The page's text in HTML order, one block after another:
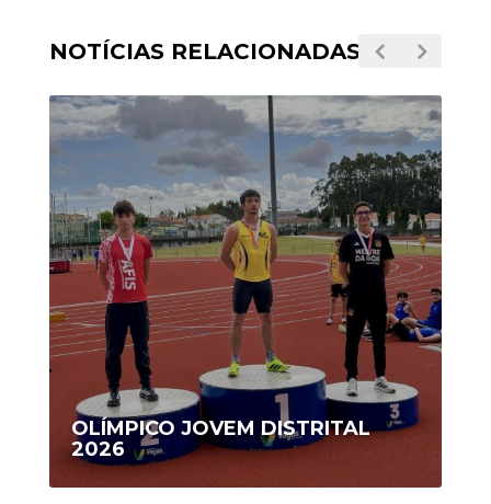
NOTÍCIAS RELACIONADAS
OLÍMPICO JOVEM DISTRITAL
2026